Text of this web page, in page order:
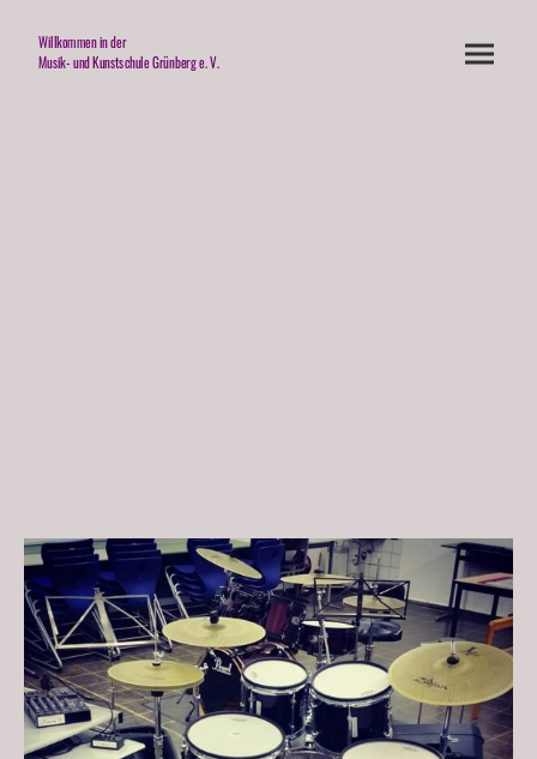
Willkommen in der
Musik- und Kunstschule Grünberg e. V.